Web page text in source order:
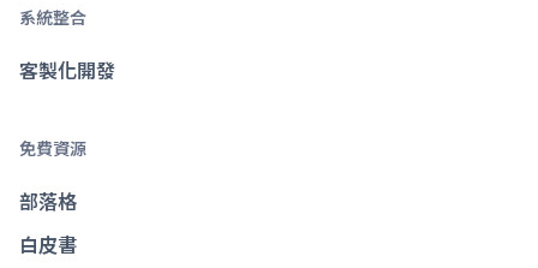
系統整合
客製化開發
免費資源
部落格
白皮書